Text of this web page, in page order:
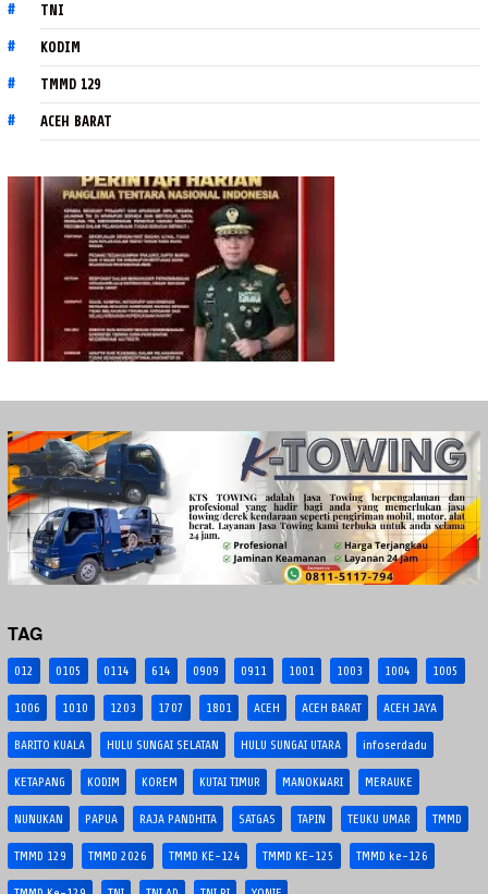
TNI
KODIM
TMMD 129
ACEH BARAT
TAG
012 0105 0114 614 0909 0911 1001 1003 1004 1005
1006 1010 1203 1707 1801 ACEH ACEH BARAT ACEH JAYA
BARITO KUALA HULU SUNGAI SELATAN HULU SUNGAI UTARA infoserdadu
KETAPANG KODIM KOREM KUTAI TIMUR MANOKWARI MERAUKE
NUNUKAN PAPUA RAJA PANDHITA SATGAS TAPIN TEUKU UMAR TMMD
TMMD 129 TMMD 2026 TMMD KE-124 TMMD KE-125 TMMD ke-126